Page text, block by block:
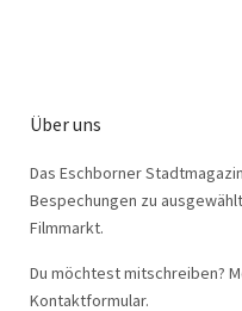
Über uns
Das Eschborner
Bespechungen zu
Filmmarkt.
Du möchtest mitschreiben?
Kontaktformular.